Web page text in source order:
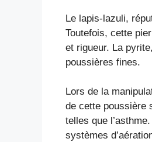
Le lapis-lazuli,
Toutefois, cette
et rigueur. La
poussières fines.
Lors de la
de cette poussière
telles que
systèmes